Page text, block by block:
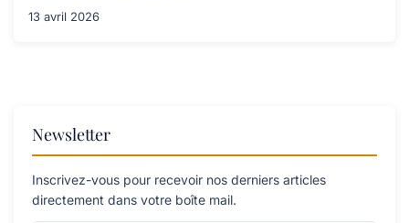
13 avril 2026
Newsletter
Inscrivez-vous pour recevoir nos derniers articles
directement dans votre boîte mail.